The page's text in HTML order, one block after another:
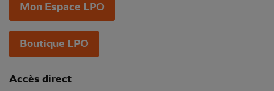
Mon Espace LPO
Boutique LPO
Accès direct